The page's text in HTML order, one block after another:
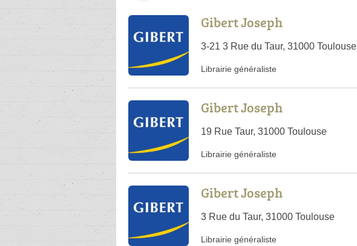
Gibert Joseph
3-21 3 Rue du Taur, 31000 Toulouse
Librairie généraliste
Gibert Joseph
19 Rue Taur, 31000 Toulouse
Librairie généraliste
Gibert Joseph
3 Rue du Taur, 31000 Toulouse
Librairie généraliste